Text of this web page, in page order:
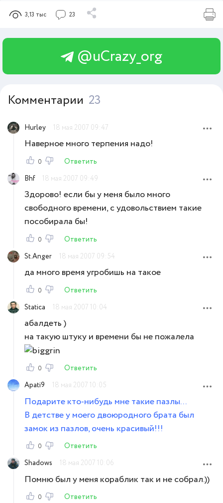
3,13 тыс 23
@uCrazy_org
Комментарии 23
Hurley 18 мая 2007 09:47
Наверное много терпения надо!
0
Ответить
Bhf
18 мая 2007 09:49
Здорово! если бы у меня было много
свободного времени, с удовольствием такие
пособирала бы!
0
Ответить
St.Anger
18 мая 2007 09:54
да много время угробишь на такое
0
Ответить
Statica
18 мая 2007 10:04
абалдеть )
на такую штуку и времени бы не пожалела
0
Ответить
Apati9
18 мая 2007 10:05
Подарите кто-нибудь мне такие пазлы...
В детстве у моего двоюродного брата был
замок из пазлов, очень красивый!!!
0
Ответить
Shadows
18 мая 2007 10:06
Помню был у меня кораблик так и не собрал.))
0
Ответить